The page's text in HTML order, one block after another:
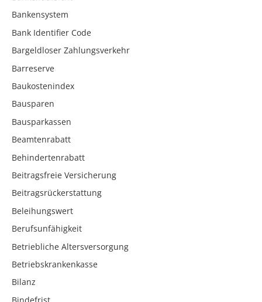
Bankensystem
Bank Identifier Code
Bargeldloser Zahlungsverkehr
Barreserve
Baukostenindex
Bausparen
Bausparkassen
Beamtenrabatt
Behindertenrabatt
Beitragsfreie Versicherung
Beitragsrückerstattung
Beleihungswert
Berufsunfähigkeit
Betriebliche Altersversorgung
Betriebskrankenkasse
Bilanz